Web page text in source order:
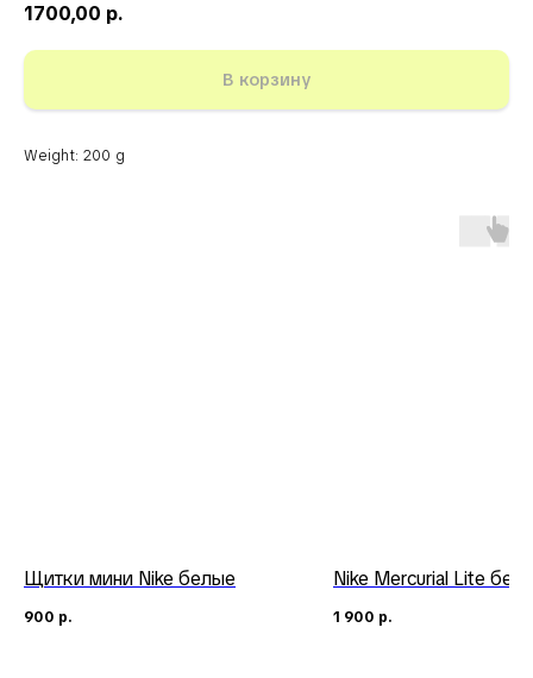
1700,00 р.
В корзину
Weight: 200 g
Щитки мини Nike белые
900 р.
Nike Mercurial Lite
1 900 р.